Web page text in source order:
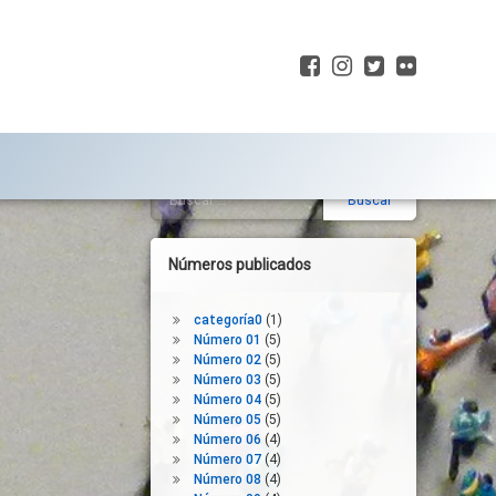
Facebook
Instagram
Twitter
Barra
lateral
derecha
Números publicados
categoría0(1)
Número 01 (5)
Número 02(5)
Número 03 (5)
Número 04(5)
Número 05 (5)
Número 06 (4)
Número 07(4)
Número 08 (4)